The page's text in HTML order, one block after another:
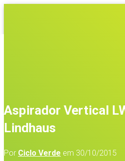
Aspirador Vertical
Lindhaus
Por Ciclo Verde em 30/10/2015